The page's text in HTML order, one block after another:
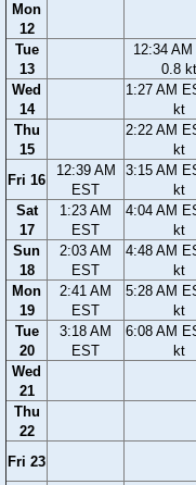
Mon
12
Tue
13
12:34
0.8 kt
Wed
14
1:27 AM
kt
Thu
15
2:22 AM
kt
Fri 16
12:39 AM
EST
3:15 AM
kt
Sat
17
1:23 AM
EST
4:04 AM
kt
Sun
18
2:03 AM
EST
4:48 AM
kt
Mon
19
2:41 AM
EST
5:28 AM
kt
Tue
20
3:18 AM
EST
6:08 AM
kt
Wed
21
Thu
22
Fri 23